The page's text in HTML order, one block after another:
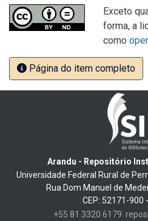
Exceto
forma, a
como
Página do item completo
Arandu - Repositório
Universidade Federal Rural de
Rua Dom Manuel de
CEP: 52171-900
+55 81 3320 6179